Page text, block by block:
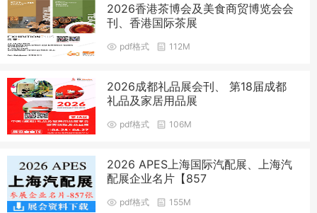
2026香港茶博会及美食商贸博览会会
刊、香港国际茶展
pdf格式 112M
2026成都礼品展会刊、 第18届成都
礼品及家居用品展
pdf格式 106M
2026 APES上海国际汽配展、上海汽
配展企业名片【857
pdf格式 155M